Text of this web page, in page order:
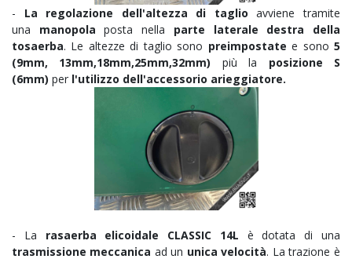
- La regolazione dell'altezza di taglio avviene tramite
una manopola posta nella parte laterale destra della
tosaerba. Le altezze di taglio sono preimpostate e sono5
(9mm, 13mm,18mm,25mm,32mm) più la posizione S
(6mm) per l'utilizzo dell'accessorio arieggiatore.
- La rasaerba elicoidale CLASSIC 14L è dotata di una
trasmissione meccanica ad un unica velocità. La trazione è